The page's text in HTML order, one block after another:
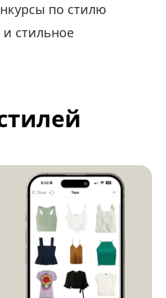
по стилю
стильное